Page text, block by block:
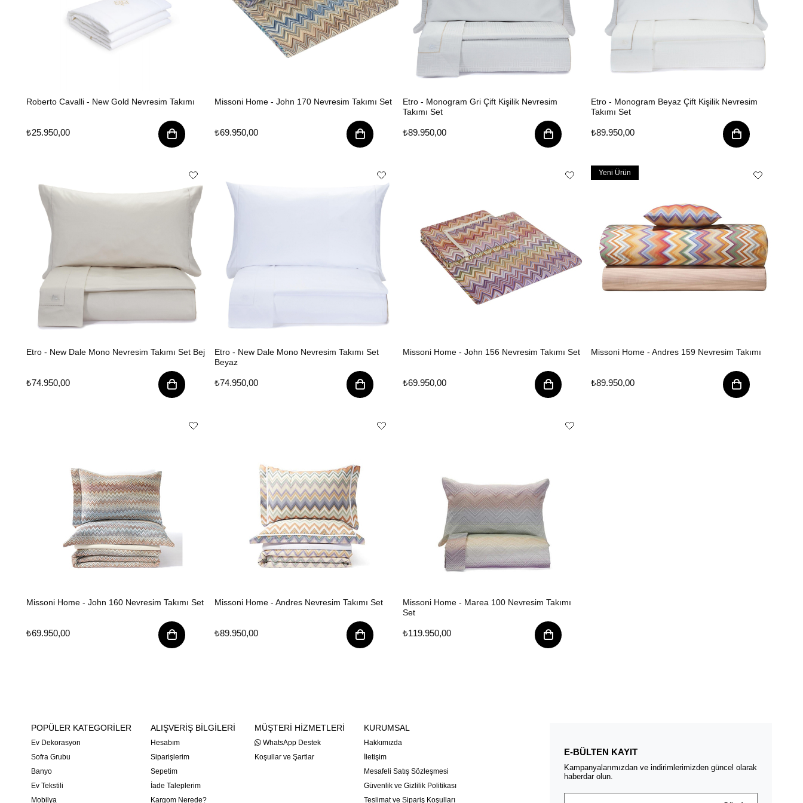
Roberto Cavalli - New Gold Nevresim Takımı
₺25.950,00
Missoni Home - John 170 Nevresim Takımı Set
₺69.950,00
Etro - Monogram Gri Çift Kişilik Nevresim
Takımı Set
₺89.950,00
Etro - Monogram Beyaz Çift Kişilik Nevresim
Takımı Set
₺89.950,00
Etro - New Dale Mono Nevresim Takımı Set Bej
₺74.950,00
Etro - New Dale Mono Nevresim Takımı Set
Beyaz
₺74.950,00
Missoni Home - John 156 Nevresim Takımı Set
₺69.950,00
Missoni Home - Andres 159 Nevresim Takımı
₺89.950,00
Yeni Ürün
Missoni Home - John 160 Nevresim Takımı Set
₺69.950,00
Missoni Home - Andres Nevresim Takımı Set
₺89.950,00
Missoni Home - Marea 100 Nevresim Takımı
Set
₺119.950,00
POPÜLER KATEGORİLER
Ev Dekorasyon
Sofra Grubu
Banyo
Ev Tekstili
Mobilya
ALIŞVERİŞ BİLGİLERİ
Hesabım
Siparişlerim
Sepetim
İade Taleplerim
Kargom Nerede?
MÜŞTERİ HİZMETLERİ
WhatsApp Destek
Koşullar ve Şartlar
KURUMSAL
Hakkımızda
İletişim
Mesafeli Satış Sözleşmesi
Güvenlik ve Gizlilik Politikası
Teslimat ve Sipariş Koşulları
E-BÜLTEN KAYIT
Kampanyalarımızdan ve indirimlerimizden güncel olarak
haberdar olun.